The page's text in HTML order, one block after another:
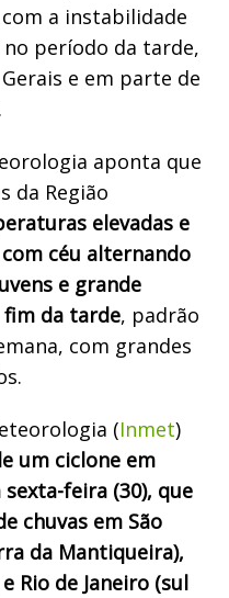
a instabilidade
período da tarde,
e em parte de
aponta que
da Região
elevadas e
céu alternando
e grande
fim da tarde, padrão
com grandes
(Inmet)
um ciclone em
feira (30), que
chuvas em São
da Mantiqueira),
Rio de Janeiro (sul